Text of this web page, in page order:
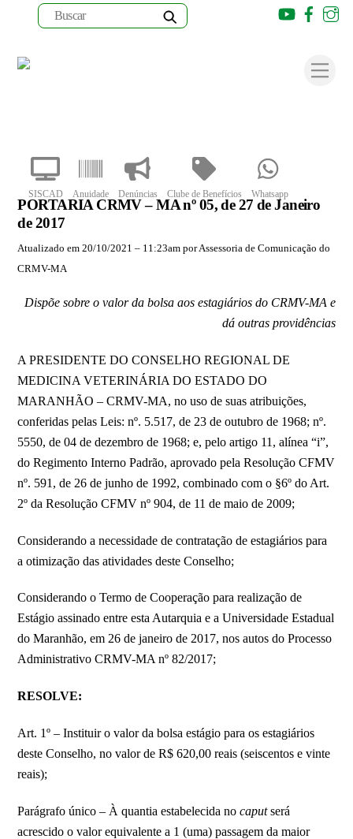
SISCAD Anuidade Denúncias Clube de Benefícios Whatsapp
Youtube
PORTARIA CRMV – MA nº 05, de 27 de Janeiro
de 2017
Atualizado em 20/10/2021 – 11:23am por Assessoria de Comunicação do
CRMV-MA
Dispõe sobre o valor da bolsa aos estagiários do CRMV-MA e
dá outras providências
A PRESIDENTE DO CONSELHO REGIONAL DE
MEDICINA VETERINÁRIA DO ESTADO DO
MARANHÃO – CRMV-MA, no uso de suas atribuições,
conferidas pelas Leis: nº. 5.517, de 23 de outubro de 1968; nº.
5550, de 04 de dezembro de 1968; e, pelo artigo 11, alínea “i”,
do Regimento Interno Padrão, aprovado pela Resolução CFMV
nº. 591, de 26 de junho de 1992, combinado com o §6º do Art.
2º da Resolução CFMV nº 904, de 11 de maio de 2009;
Considerando a necessidade de contratação de estagiários para
a otimização das atividades deste Conselho;
Considerando o Termo de Cooperação para realização de
Estágio assinado entre esta Autarquia e a Universidade Estadual
do Maranhão, em 26 de janeiro de 2017, nos autos do Processo
Administrativo CRMV-MA nº 82/2017;
RESOLVE:
Art. 1º – Instituir o valor da bolsa estágio para os estagiários
deste Conselho, no valor de R$ 620,00 reais (seiscentos e vinte
reais);
Parágrafo único – À quantia estabelecida nocaputserá
acrescido o valor equivalente a 1 (uma) passagem da maior